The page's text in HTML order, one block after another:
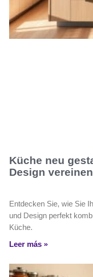
Küche neu
Design vereinen
Entdecken Sie, wie Sie
und Design perfekt
Küche.
Leer más »